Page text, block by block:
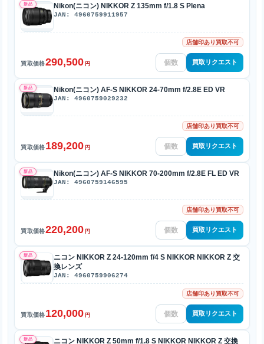
新品 Nikon(ニコン) NIKKOR Z 135mm f/1.8 S Plena
JAN: 4960759911957
店舗印あり買取不可
買取価格290,500 円 買取リクエスト
新品 Nikon(ニコン) AF-S NIKKOR 24-70mm f/2.8E ED VR
JAN: 4960759029232
店舗印あり買取不可
買取価格189,200 円 買取リクエスト
新品 Nikon(ニコン) AF-S NIKKOR 70-200mm f/2.8E FL ED VR
JAN: 4960759146595
店舗印あり買取不可
買取価格220,200 円 買取リクエスト
新品
ニコン NIKKOR Z 24-120mm f/4 S NIKKOR NIKKOR Z 交
換レンズ
JAN: 4960759906274
店舗印あり買取不可
買取価格120,000 円 買取リクエスト
新品
ニコン NIKKOR Z 50mm f/1.8 S NIKKOR NIKKOR Z 交換